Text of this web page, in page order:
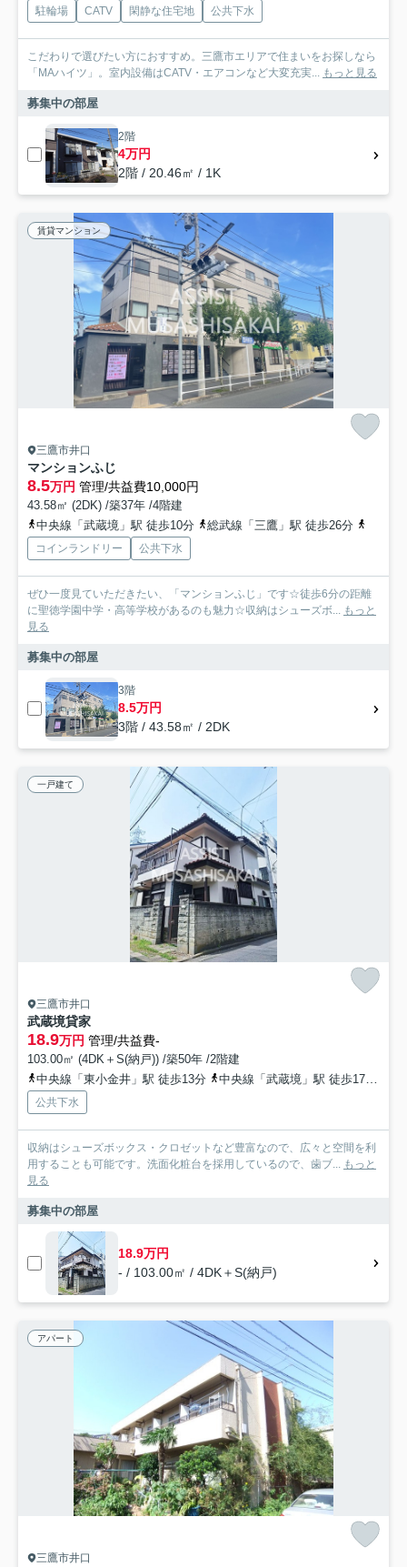
駐輪場 CATV 閑静な住宅地 公共下水
こだわりで選びたい方におすすめ。三鷹市エリアで住まいをお探しなら
「MAハイツ」。室内設備はCATV・エアコンなど大変充実... もっと見る
募集中の部屋
2階
4万円
2階 / 20.46㎡ / 1K
賃貸マンション
三鷹市井口
マンションふじ
8.5万円 管理/共益費10,000円
43.58㎡ (2DK) /築37年 /4階建
中央線「武蔵境」駅 徒歩10分
総武線「三鷹」駅 徒歩26分
コインランドリー 公共下水
ぜひ一度見ていただきたい、「マンションふじ」です☆徒歩6分の距離
に聖徳学園中学・高等学校があるのも魅力☆収納はシューズボ... もっと
見る
募集中の部屋
3階
8.5万円
3階 / 43.58㎡ / 2DK
一戸建て
三鷹市井口
武蔵境貸家
18.9万円 管理/共益費-
103.00㎡ (4DK＋S(納戸)) /築50年 /2階建
中央線「東小金井」駅 徒歩13分
中央線「武蔵境」駅 徒歩17分
公共下水
収納はシューズボックス・クロゼットなど豊富なので、広々と空間を利
用することも可能です。洗面化粧台を採用しているので、歯ブ... もっと
見る
募集中の部屋
18.9万円
- / 103.00㎡ / 4DK＋S(納戸)
アパート
三鷹市井口